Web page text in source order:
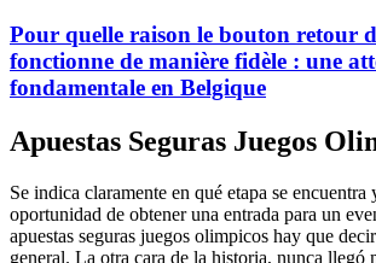
Pour quelle raison le bouton retour
fonctionne de manière fidèle : une
fondamentale en Belgique
Apuestas Seguras Juegos
Se indica claramente en qué etapa se encuentra
oportunidad de obtener una entrada para un
apuestas seguras juegos olimpicos hay que
general. La otra cara de la historia, nunca llegó